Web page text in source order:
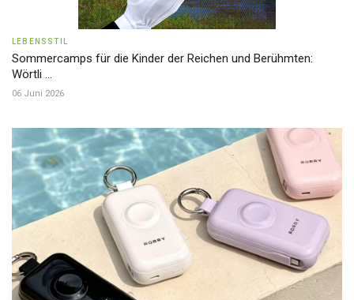
LEBENSSTIL
Sommercamps für die Kinder der Reichen und Berühmten:
Wörtli ...
06 Juni 2026